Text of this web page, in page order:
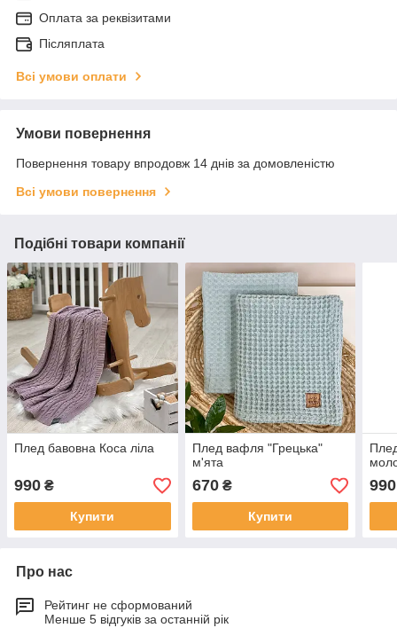
Оплата за реквізитами
Післяплата
Всі умови оплати
Умови повернення
Повернення товару впродовж 14 днів за домовленістю
Всі умови повернення
Подібні товари компанії
Плед бавовна Коса ліла
990 ₴
Купити
Плед вафля "Грецька"
м'ята
670₴
Купити
990
Про нас
Рейтинг не сформований
Менше 5 відгуків за останній рік